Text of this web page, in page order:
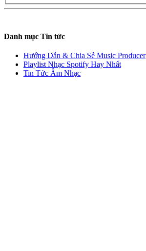
Danh mục Tin tức
Hướng Dẫn & Chia Sẻ Music Producer
Playlist Nhạc Spotify Hay Nhất
Tin Tức Âm Nhạc